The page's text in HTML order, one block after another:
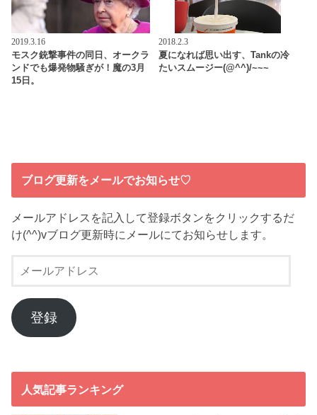
2019.3.16
モスク銃撃事件の同日、オークラ
ンドでも爆発物騒ぎが！魔の3月
15日。
2018.2.3
夏になれば思い出す、Tankの冷
たいスムージー(@^^)/~~~
ブログ更新をメールでお知らせ♡
メールアドレスを記入して登録ボタンをクリックするだ
け(^^)vブログ更新時にメールにてお知らせします。
ー
ル
ア
ド
登録
人気記事ランキング